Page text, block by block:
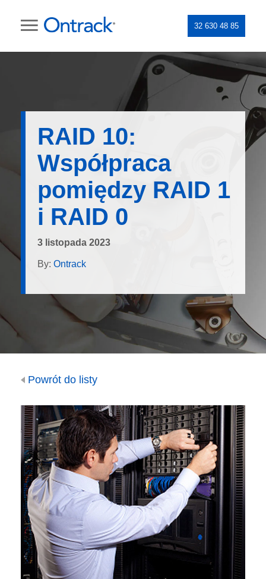
32 630 48 85
RAID 10:
Współpraca
pomiędzy RAID 1
i RAID 0
3 listopada 2023
By: Ontrack
Powrót do listy